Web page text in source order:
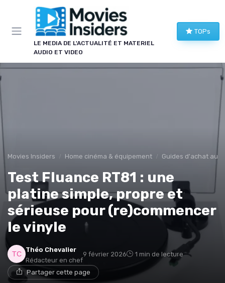
LE MEDIA DE L'ACTUALITÉ ET MATERIEL
AUDIO ET VIDEO
TOPs
Movies Insiders Home cinéma & équipement Guides d'achat
Test Fluance RT81 : une
platine simple, propre et
sérieuse pour (re)commencer
le vinyle
Théo Chevalier
Rédacteur en chef
9 février 2026 1 min de lecture
Partager cette page
Panneau de gestion des cookies